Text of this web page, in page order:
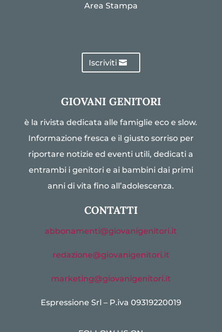
Area Stampa
Iscriviti
GIOVANI GENITORI
è la rivista dedicata alle famiglie eco e slow.
Informazione fresca e il giusto sorriso per
riportare notizie ed eventi utili, dedicati a
entrambi i genitori e ai bambini dai primi
anni di vita fino all’adolescenza.
CONTATTI
abbonamenti@giovanigenitori.it
redazione@giovanigenitori.it
marketing@giovanigenitori.it
Espressione Srl – P.iva 09319220019